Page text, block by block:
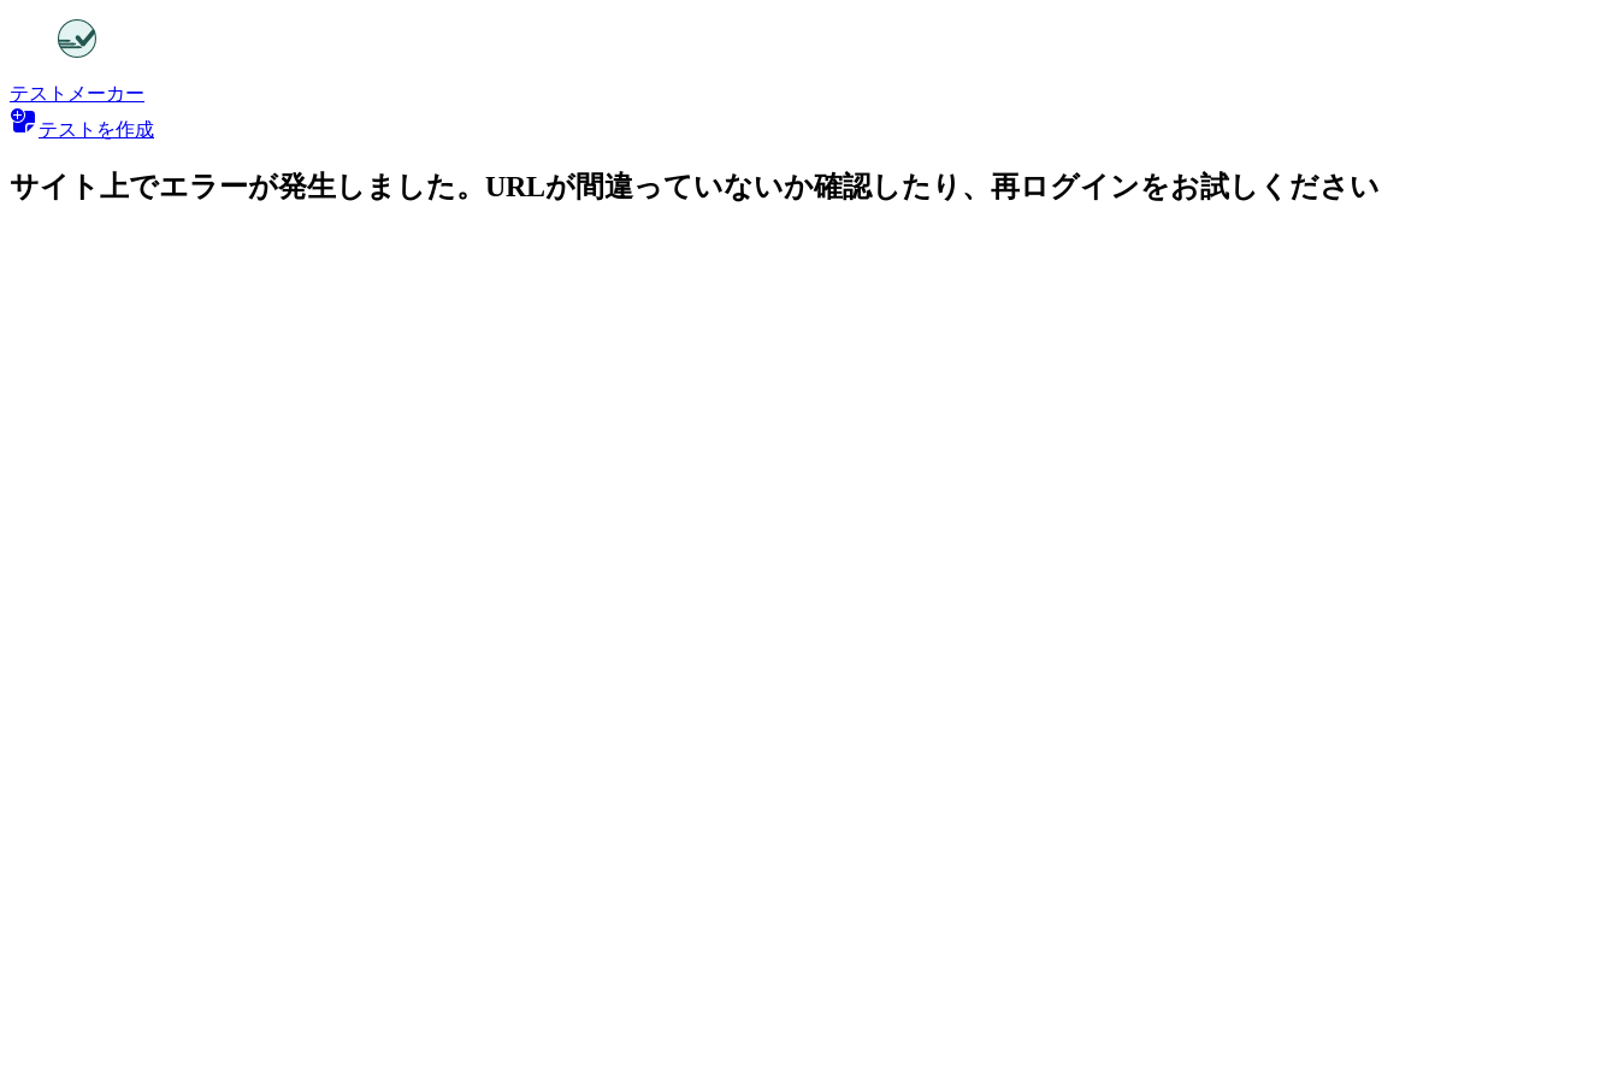
テストメーカー
テストを作成
サイト上でエラーが発生しました。URLが間違っていないか確認したり、再ログインをお試しください